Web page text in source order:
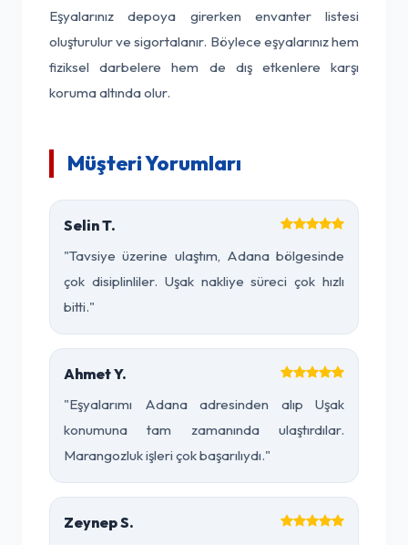
Eşyalarınız depoya girerken envanter listesi
oluşturulur ve sigortalanır. Böylece eşyalarınız hem
fiziksel darbelere hem de dış etkenlere karşı
koruma altında olur.
Müşteri Yorumları
Selin T.
"Tavsiye üzerine ulaştım, Adana bölgesinde
çok disiplinliler. Uşak nakliye süreci çok hızlı
bitti."
Ahmet Y.
"Eşyalarımı Adana adresinden alıp Uşak
konumuna tam zamanında ulaştırdılar.
Marangozluk işleri çok başarılıydı."
Zeynep S.